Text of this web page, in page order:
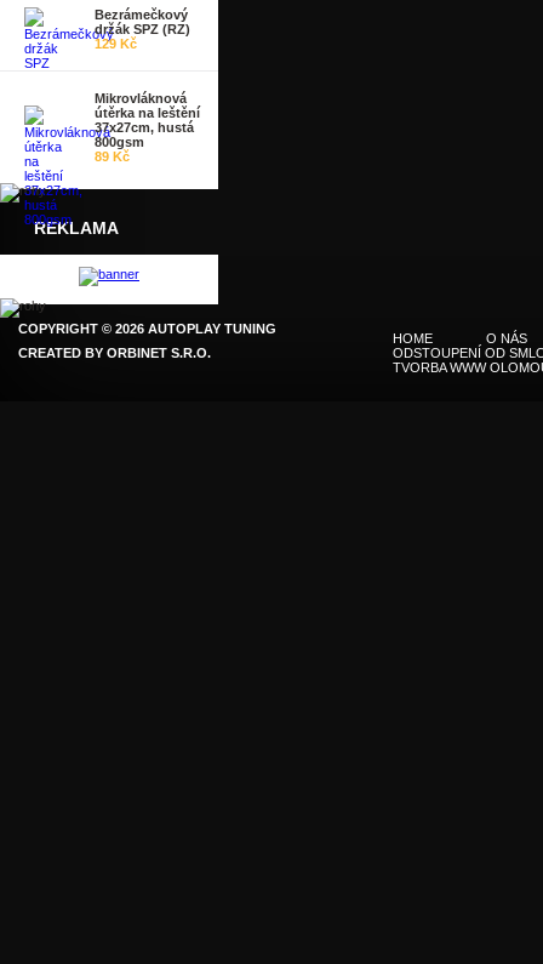
Bezrámečkový
držák SPZ (RZ)
129 Kč
Mikrovláknová
útěrka na leštění
37x27cm, hustá
800gsm
89 Kč
REKLAMA
COPYRIGHT © 2026 AUTOPLAY TUNING
CREATED BY ORBINET S.R.O.
HOME
O NÁS
ODSTOUPENÍ OD
TVORBA WWW